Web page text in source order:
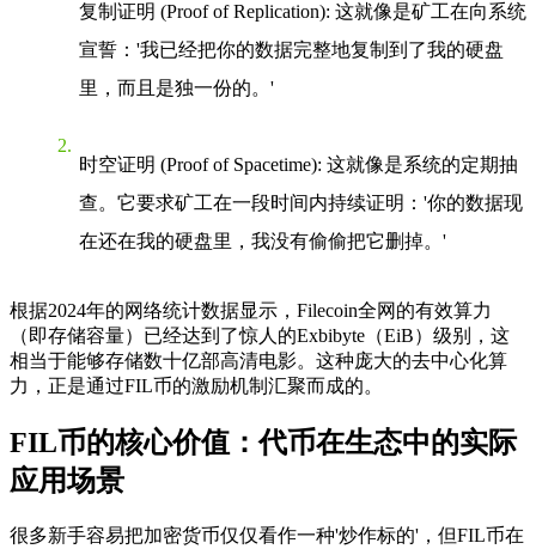
复制证明 (Proof of Replication): 这就像是矿工在向系统
宣誓：'我已经把你的数据完整地复制到了我的硬盘
里，而且是独一份的。'
时空证明 (Proof of Spacetime): 这就像是系统的定期抽
查。它要求矿工在一段时间内持续证明：'你的数据现
在还在我的硬盘里，我没有偷偷把它删掉。'
根据2024年的网络统计数据显示，Filecoin全网的有效算力
（即存储容量）已经达到了惊人的Exbibyte（EiB）级别，这
相当于能够存储数十亿部高清电影。这种庞大的去中心化算
力，正是通过FIL币的激励机制汇聚而成的。
FIL币的核心价值：代币在生态中的实际
应用场景
很多新手容易把加密货币仅仅看作一种'炒作标的'，但FIL币在